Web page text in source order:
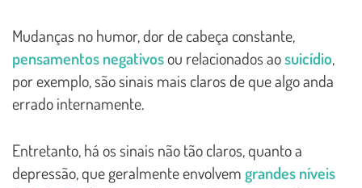
Mudanças no humor, dor de cabeça constante,
pensamentos negativosou relacionados aosuicídio,
por exemplo, são sinais mais claros de que algo anda
errado internamente.
Entretanto, há os sinais não tão claros, quanto a
depressão, que geralmente envolvemgrandes níveis